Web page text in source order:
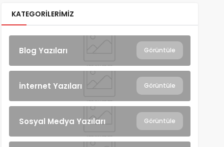
KATEGORILERIMIZ
Blog Yazıları Görüntüle
İnternet Yazıları Görüntüle
Sosyal Medya Yazıları Görüntüle